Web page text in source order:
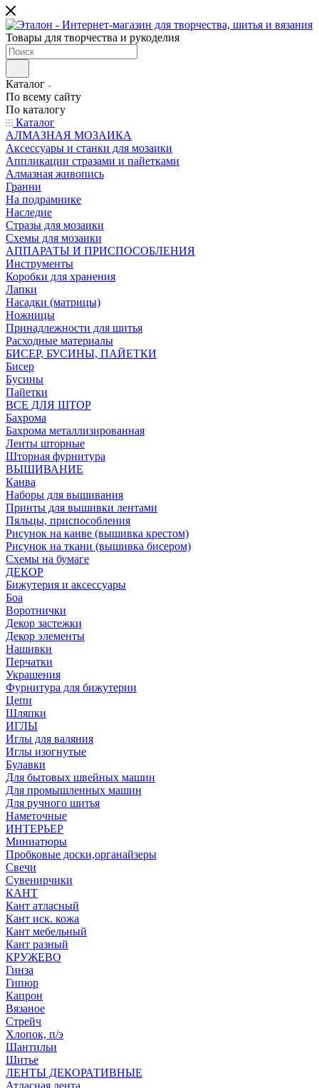
Товары для творчества и рукоделия
Каталог
По всему сайту
По каталогу
Каталог
АЛМАЗНАЯ МОЗАИКА
Аксессуары и станки для мозаики
Аппликации стразами и пайетками
Алмазная живопись
Гранни
На подрамнике
Наследие
Стразы для мозаики
Схемы для мозаики
АППАРАТЫ И ПРИСПОСОБЛЕНИЯ
Инструменты
Коробки для хранения
Лапки
Насадки (матрицы)
Ножницы
Принадлежности для шитья
Расходные материалы
БИСЕР, БУСИНЫ, ПАЙЕТКИ
Бисер
Бусины
Пайетки
ВСЕ ДЛЯ ШТОР
Бахрома
Бахрома металлизированная
Ленты шторные
Шторная фурнитура
ВЫШИВАНИЕ
Канва
Наборы для вышивания
Принты для вышивки лентами
Пяльцы, приспособления
Рисунок на канве (вышивка крестом)
Рисунок на ткани (вышивка бисером)
Схемы на бумаге
ДЕКОР
Бижутерия и аксессуары
Боа
Воротнички
Декор застежки
Декор элементы
Нашивки
Перчатки
Украшения
Фурнитура для бижутерии
Цепи
Шляпки
ИГЛЫ
Иглы для валяния
Иглы изогнутые
Булавки
Для бытовых швейных машин
Для промышленных машин
Для ручного шитья
Наметочные
ИНТЕРЬЕР
Миниатюры
Пробковые доски,органайзеры
Свечи
Сувенирчики
КАНТ
Кант атласный
Кант иск. кожа
Кант мебельный
Кант разный
КРУЖЕВО
Гинза
Гипюр
Капрон
Вязаное
Стрейч
Хлопок, п/э
Шантильи
Шитье
ЛЕНТЫ ДЕКОРАТИВНЫЕ
Атласная лента